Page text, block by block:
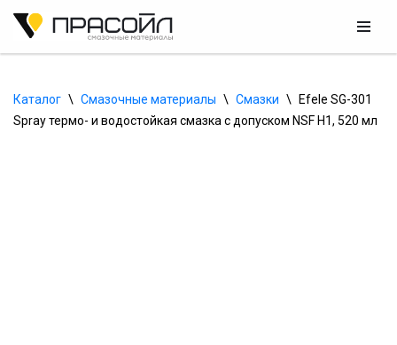
содержимому
Каталог \ Смазочные материалы \ Смазки \
Efele SG-301
Spray термо- и водостойкая смазка с допуском NSF H1, 520 мл